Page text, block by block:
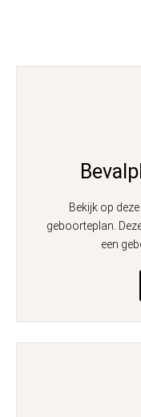
Bekijk op
geboorteplan.
een